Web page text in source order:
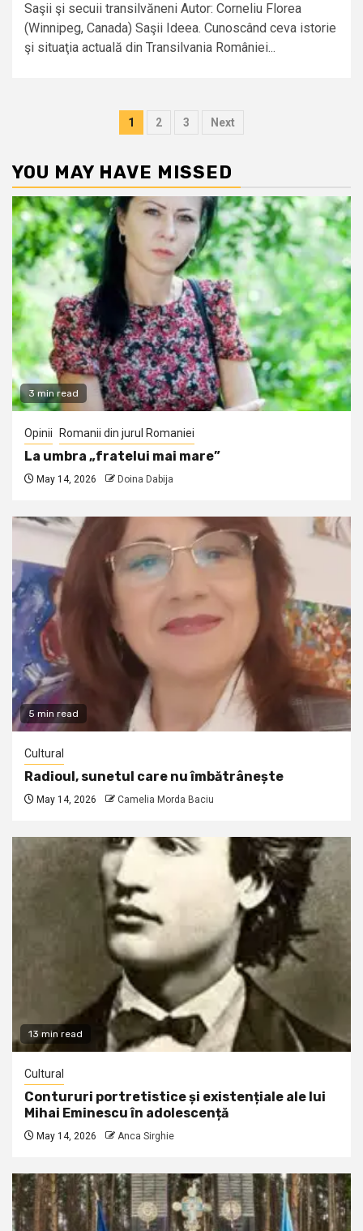
Saşii şi secuii transilvăneni Autor: Corneliu Florea
(Winnipeg, Canada) Saşii Ideea. Cunoscând ceva istorie
şi situaţia actuală din Transilvania României...
Posts
1 2 3 Next
YOU MAY HAVE MISSED
3 min read
Opinii Romanii din jurul Romaniei
La umbra „fratelui mai mare”
May 14, 2026 Doina Dabija
5 min read
Cultural
Radioul, sunetul care nu îmbătrânește
May 14, 2026 Camelia Morda Baciu
13 min read
Cultural
Contururi portretistice și existențiale ale lui
Mihai Eminescu în adolescență
May 14, 2026 Anca Sirghie